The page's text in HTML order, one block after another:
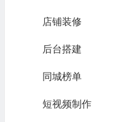
店铺装修
后台搭建
同城榜单
短视频制作